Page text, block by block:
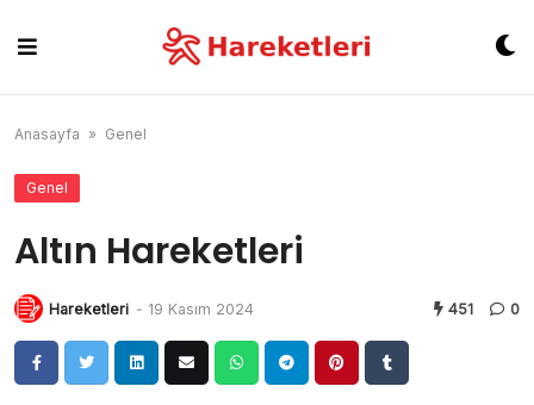
content
Anasayfa » Genel
Genel
Altın Hareketleri
Hareketleri - 19 Kasım 2024 451 0